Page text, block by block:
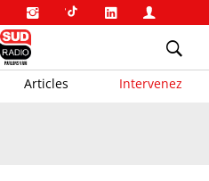
Articles Intervenez